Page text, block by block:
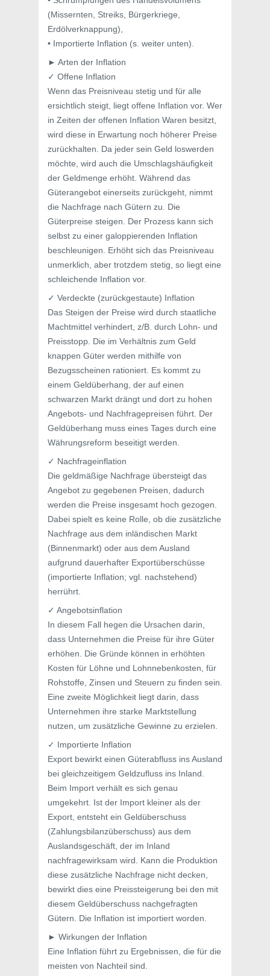
(Missernten, Streiks, Bürgerkriege,
Erdölverknappung),
• Importierte Inflation (s. weiter unten).
► Arten der Inflation
✓ Offene Inflation
Wenn das Preisniveau stetig und für alle
ersichtlich steigt, liegt offene Inflation vor. Wer
in Zeiten der offenen Inflation Waren besitzt,
wird diese in Erwartung noch höherer Preise
zurückhalten. Da jeder sein Geld loswerden
möchte, wird auch die Umschlagshäufigkeit
der Geldmenge erhöht. Während das
Güterangebot einerseits zurückgeht, nimmt
die Nachfrage nach Gütern zu. Die
Güterpreise steigen. Der Prozess kann sich
selbst zu einer galoppierenden Inflation
beschleunigen. Erhöht sich das Preisniveau
unmerklich, aber trotzdem stetig, so liegt eine
schleichende Inflation vor.
✓ Verdeckte (zurückgestaute) Inflation
Das Steigen der Preise wird durch staatliche
Machtmittel verhindert, z/B. durch Lohn- und
Preisstopp. Die im Verhältnis zum Geld
knappen Güter werden mithilfe von
Bezugsscheinen rationiert. Es kommt zu
einem Geldüberhang, der auf einen
schwarzen Markt drängt und dort zu hohen
Angebots- und Nachfragepreisen führt. Der
Geldüberhang muss eines Tages durch eine
Währungsreform beseitigt werden.
✓ Nachfrageinflation
Die geldmäßige Nachfrage übersteigt das
Angebot zu gegebenen Preisen, dadurch
werden die Preise insgesamt hoch gezogen.
Dabei spielt es keine Rolle, ob die zusätzliche
Nachfrage aus dem inländischen Markt
(Binnenmarkt) oder aus dem Ausland
aufgrund dauerhafter Exportüberschüsse
(importierte Inflation; vgl. nachstehend)
herrührt.
✓ Angebotsinflation
In diesem Fall hegen die Ursachen darin,
dass Unternehmen die Preise für ihre Güter
erhöhen. Die Gründe können in erhöhten
Kosten für Löhne und Lohnnebenkosten, für
Rohstoffe, Zinsen und Steuern zu finden sein.
Eine zweite Möglichkeit liegt darin, dass
Unternehmen ihre starke Marktstellung
nutzen, um zusätzliche Gewinne zu erzielen.
✓ Importierte Inflation
Export bewirkt einen Güterabfluss ins Ausland
bei gleichzeitigem Geldzufluss ins Inland.
Beim Import verhält es sich genau
umgekehrt. Ist der Import kleiner als der
Export, entsteht ein Geldüberschuss
(Zahlungsbilanzüberschuss) aus dem
Auslandsgeschäft, der im Inland
nachfragewirksam wird. Kann die Produktion
diese zusätzliche Nachfrage nicht decken,
bewirkt dies eine Preissteigerung bei den mit
diesem Geldüberschuss nachgefragten
Gütern. Die Inflation ist importiert worden.
► Wirkungen der Inflation
Eine Inflation führt zu Ergebnissen, die für die
meisten von Nachteil sind.